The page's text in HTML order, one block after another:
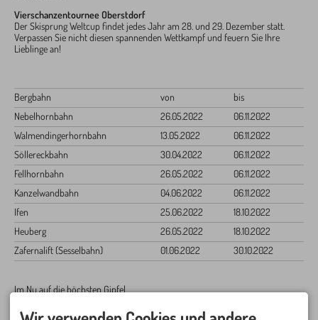
Vierschanzentournee Oberstdorf
Der Skisprung Weltcup findet jedes Jahr am 28. und 29. Dezember statt.
Verpassen Sie nicht diesen spannenden Wettkampf und feuern Sie Ihre
Lieblinge an!
Bergbahn von
bis
Nebelhornbahn
26.05.2022
06.11.2022
Walmendingerhornbahn
13.05.2022
06.11.2022
Söllereckbahn
30.04.2022
06.11.2022
Fellhornbahn
26.05.2022
06.11.2022
Kanzelwandbahn
04.06.2022
06.11.2022
Ifen
25.06.2022
18.10.2022
Heuberg
26.05.2022
18.10.2022
Zafernalift (Sesselbahn)
01.06.2022 30.10.2022
Im Nu auf die höchsten Gipfel
Denn selbst auf 2.000 Metern Höhe gibt es zahlreiche, leicht begehbare